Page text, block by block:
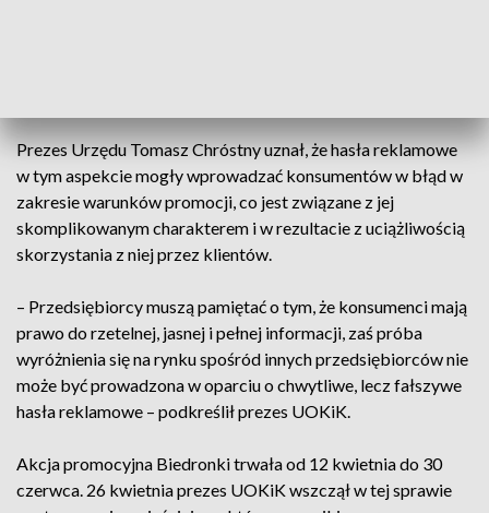
Prezes Urzędu Tomasz Chróstny uznał, że hasła reklamowe
w tym aspekcie mogły wprowadzać konsumentów w błąd w
zakresie warunków promocji, co jest związane z jej
skomplikowanym charakterem i w rezultacie z uciążliwością
skorzystania z niej przez klientów.
– Przedsiębiorcy muszą pamiętać o tym, że konsumenci mają
prawo do rzetelnej, jasnej i pełnej informacji, zaś próba
wyróżnienia się na rynku spośród innych przedsiębiorców nie
może być prowadzona w oparciu o chwytliwe, lecz fałszywe
hasła reklamowe – podkreślił prezes UOKiK.
Akcja promocyjna Biedronki trwała od 12 kwietnia do 30
czerwca. 26 kwietnia prezes UOKiK wszczął w tej sprawie